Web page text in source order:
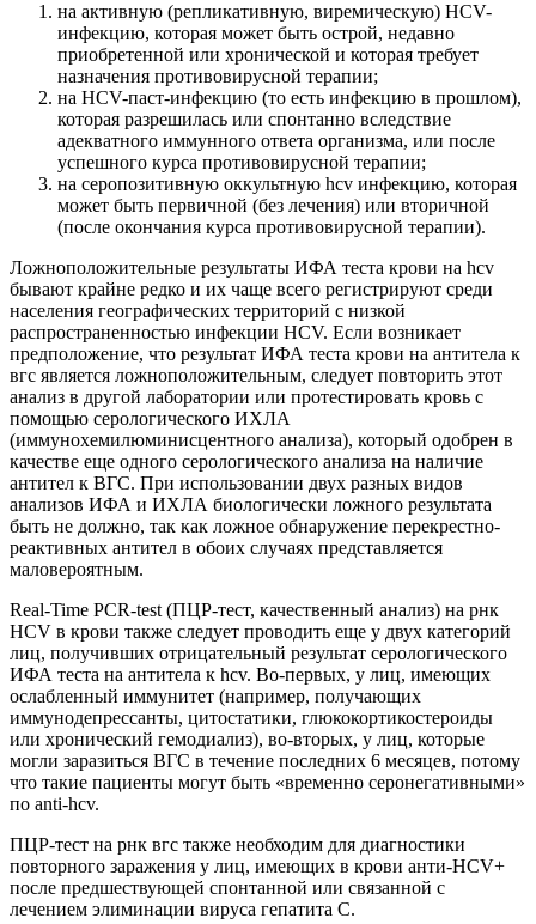
на активную (репликативную, виремическую) HCV-
инфекцию, которая может быть острой, недавно
приобретенной или хронической и которая требует
назначения противовирусной терапии;
на HCV-паст-инфекцию (то есть инфекцию в прошлом),
которая разрешилась или спонтанно вследствие
адекватного иммунного ответа организма, или после
успешного курса противовирусной терапии;
на серопозитивную оккультную hcv инфекцию, которая
может быть первичной (без лечения) или вторичной
(после окончания курса противовирусной терапии).
Ложноположительные результаты ИФА теста крови на hcv
бывают крайне редко и их чаще всего регистрируют среди
населения географических территорий с низкой
распространенностью инфекции HCV. Если возникает
предположение, что результат ИФА теста крови на антитела к
вгс является ложноположительным, следует повторить этот
анализ в другой лаборатории или протестировать кровь с
помощью серологического ИХЛА
(иммунохемилюминисцентного анализа), который одобрен в
качестве еще одного серологического анализа на наличие
антител к ВГС. При использовании двух разных видов
анализов ИФА и ИХЛА биологически ложного результата
быть не должно, так как ложное обнаружение перекрестно-
реактивных антител в обоих случаях представляется
маловероятным.
Real-Time PCR-test (ПЦР-тест, качественный анализ) на рнк
HCV в крови также следует проводить еще у двух категорий
лиц, получивших отрицательный результат серологического
ИФА теста на антитела к hcv. Во-первых, у лиц, имеющих
ослабленный иммунитет (например, получающих
иммунодепрессанты, цитостатики, глюкокортикостероиды
или хронический гемодиализ), во-вторых, у лиц, которые
могли заразиться ВГС в течение последних 6 месяцев, потому
что такие пациенты могут быть «временно серонегативными»
по anti-hcv.
ПЦР-тест на рнк вгс также необходим для диагностики
повторного заражения у лиц, имеющих в крови анти-HCV+
после предшествующей спонтанной или связанной с
лечением элиминации вируса гепатита С.